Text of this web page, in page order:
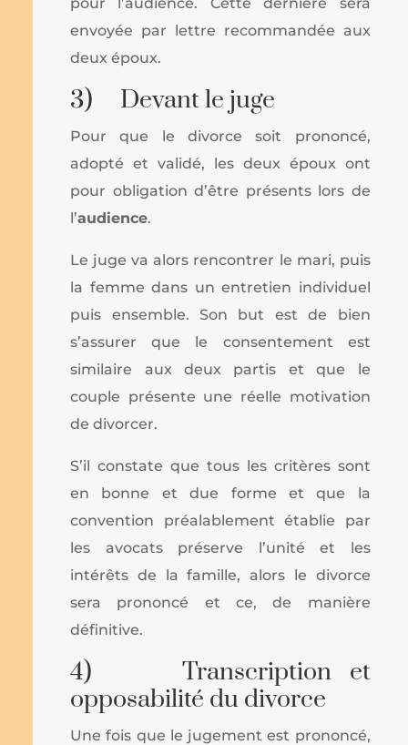
envoyée par lettre recommandée aux
deux époux.
3) Devant le juge
Pour que le divorce soit prononcé,
adopté et validé, les deux époux ont
pour obligation d’être présents lors de
l’audience.
Le juge va alors rencontrer le mari, puis
la femme dans un entretien individuel
puis ensemble. Son but est de bien
s’assurer que le consentement est
similaire aux deux partis et que le
couple présente une réelle motivation
de divorcer.
S’il constate que tous les critères sont
en bonne et due forme et que la
convention préalablement établie par
les avocats préserve l’unité et les
intérêts de la famille, alors le divorce
sera prononcé et ce, de manière
définitive.
4) Transcription et
opposabilité du divorce
Une fois que le jugement est prononcé,